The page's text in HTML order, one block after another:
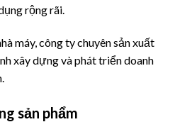
rộng rãi.
máy, công ty chuyên sản xuất
xây dựng và phát triển doanh
sản phẩm